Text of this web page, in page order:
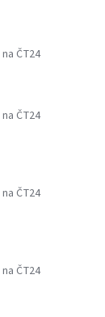
na ČT24
na ČT24
na ČT24
na ČT24